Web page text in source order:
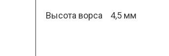
Высота ворса 4,5 мм